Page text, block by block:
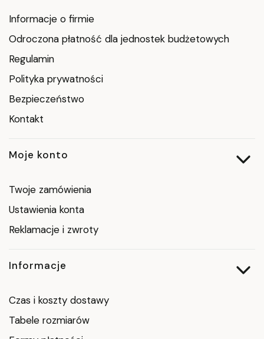
Informacje o firmie
Odroczona płatność dla jednostek budżetowych
Regulamin
Polityka prywatności
Bezpieczeństwo
Kontakt
Moje konto
Twoje zamówienia
Ustawienia konta
Reklamacje i zwroty
Informacje
Czas i koszty dostawy
Tabele rozmiarów